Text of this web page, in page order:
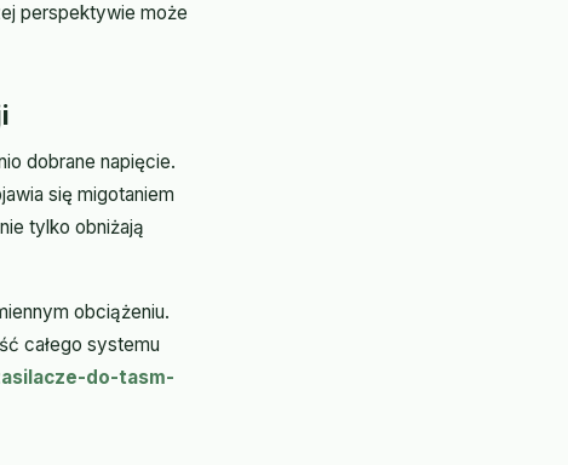
perspektywie może
dobrane napięcie.
się migotaniem
tylko obniżają
obciążeniu.
całego systemu
do-tasm-